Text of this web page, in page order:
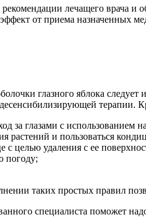
лечащего врача
от приема назначенных
глазного яблока
терапии.
за глазами с использованием
растений и пользоваться
с целью удаления с ее
погоду;
таких простых правил
специалиста поможет